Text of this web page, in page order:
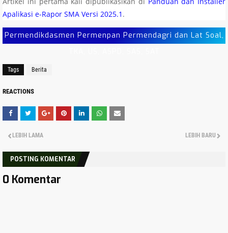
Apalikasi e-Rapor SMA Versi 2025.1 .
Permendikdasmen Permenpan Permendagri dan Lat Soal,
Tags Berita
REACTIONS
LEBIH BARU
LEBIH LAMA
POSTING KOMENTAR
0 Komentar